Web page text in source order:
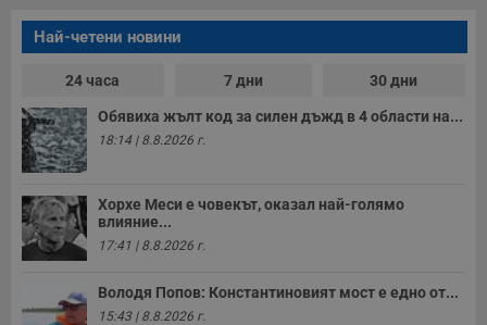
Най-четени новини
24 часа 7 дни 30 дни
Обявиха жълт код за силен дъжд в 4 области на...
18:14 | 8.8.2026 г.
Хорхе Меси е човекът, оказал най-голямо
влияние...
17:41 | 8.8.2026 г.
Володя Попов: Константиновият мост е едно от...
15:43 | 8.8.2026 г.